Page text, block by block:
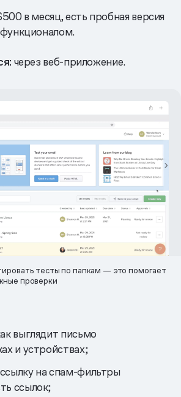
в месяц, есть пробная версия
через веб-приложение.
тесты по папкам — это помогает
проверки
выглядит письмо
и устройствах;
на спам-фильтры
ссылок;